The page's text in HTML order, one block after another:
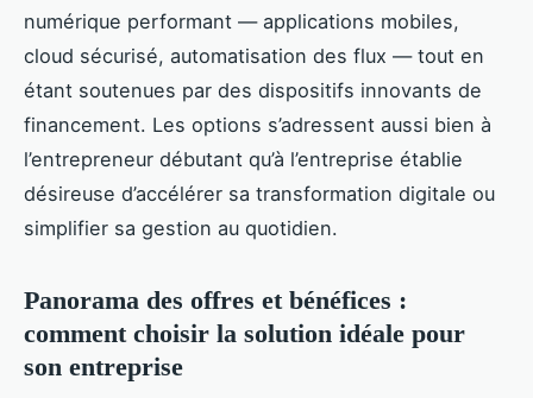
numérique performant — applications mobiles,
cloud sécurisé, automatisation des flux — tout en
étant soutenues par des dispositifs innovants de
financement. Les options s’adressent aussi bien à
l’entrepreneur débutant qu’à l’entreprise établie
désireuse d’accélérer sa transformation digitale ou
simplifier sa gestion au quotidien.
Panorama des offres et bénéfices :
comment choisir la solution idéale pour
son entreprise